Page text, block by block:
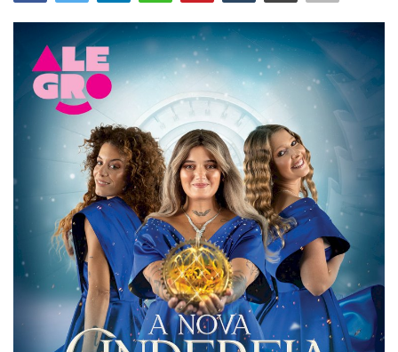
Sobre Nós
Educação
Estatuto Editorial
Saúde
Ficha técnica
Cultura
Lazer